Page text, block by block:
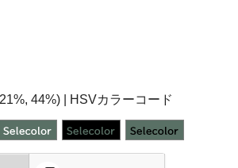
44%) | HSVカラーコード